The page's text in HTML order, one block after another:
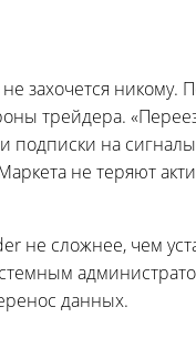
захочется никому.
трейдера.
подписки на сигналы
не теряют
не сложнее, чем
данных.